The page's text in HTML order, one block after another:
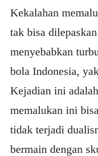
Kekalahan
tak bisa
menyebabkan
bola Indonesia,
Kejadian ini
memalukan ini
tidak terjadi
bermain dengan